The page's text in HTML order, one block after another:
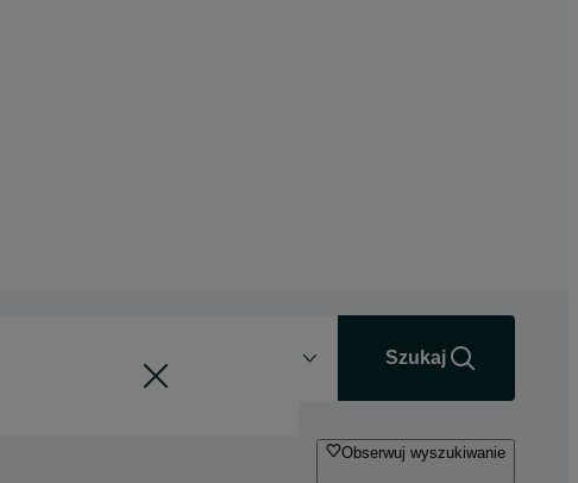
Szukaj
Obserwuj wyszukiwanie